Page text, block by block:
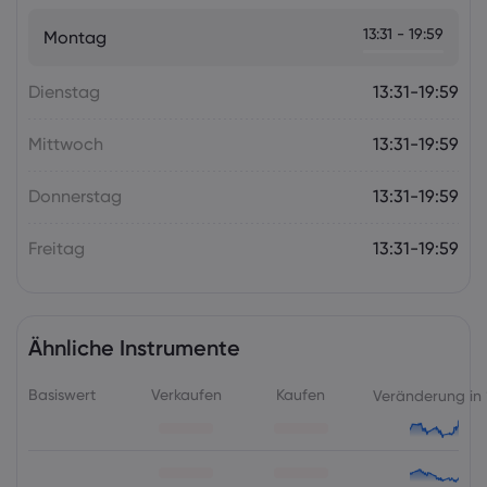
Geldpolitik richtet sich auf die RBA und
Montag 13:31 - 19:59
Dienstag 13:31-19:59
Mittwoch 13:31-19:59
Donnerstag 13:31-19:59
Freitag 13:31-19:59
Ähnliche Instrumente
Basiswert Verkaufen Kaufen Veränderung in